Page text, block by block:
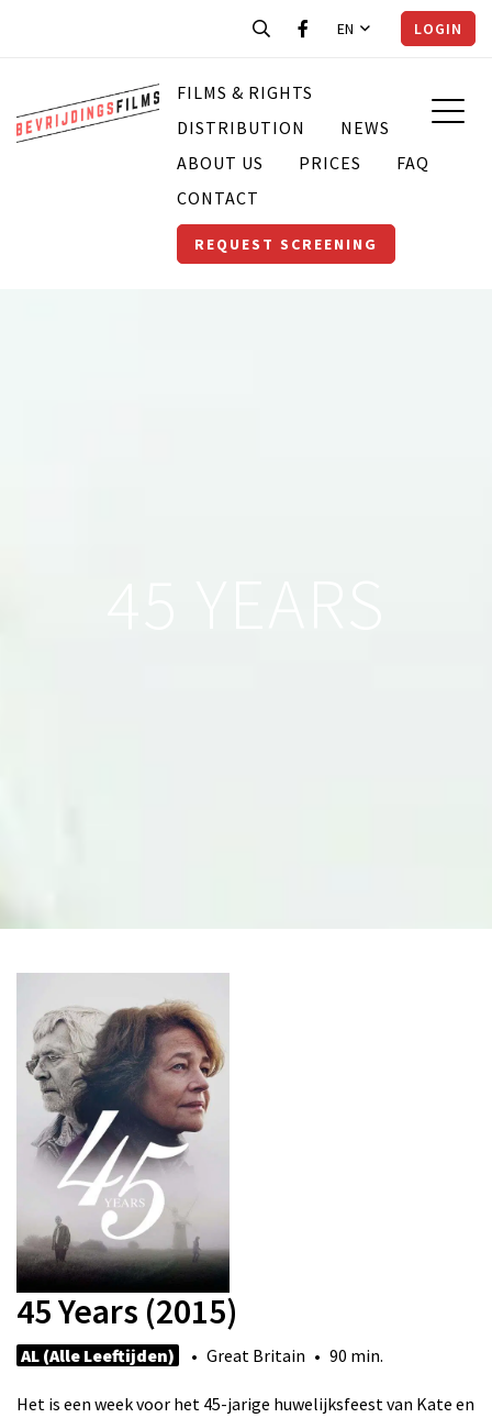
EN LOGIN
FILMS & RIGHTS
DISTRIBUTION
NEWS
ABOUT US
PRICES
FAQ
CONTACT
REQUEST SCREENING
45 Years (2015)
AL (Alle Leeftijden) • Great Britain • 90 min.
Het is een week voor het 45-jarige huwelijksfeest van Kate en